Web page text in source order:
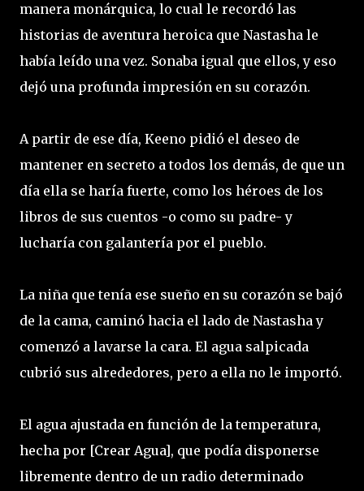
manera monárquica, lo cual le recordó las
historias de aventura heroica que Nastasha le
había leído una vez. Sonaba igual que ellos, y eso
dejó una profunda impresión en su corazón.
A partir de ese día, Keeno pidió el deseo de
mantener en secreto a todos los demás, de que un
día ella se haría fuerte, como los héroes de los
libros de sus cuentos -o como su padre- y
lucharía con galantería por el pueblo.
La niña que tenía ese sueño en su corazón se bajó
de la cama, caminó hacia el lado de Nastasha y
comenzó a lavarse la cara. El agua salpicada
cubrió sus alrededores, pero a ella no le importó.
El agua ajustada en función de la temperatura,
hecha por [Crear Agua], que podía disponerse
libremente dentro de un radio determinado